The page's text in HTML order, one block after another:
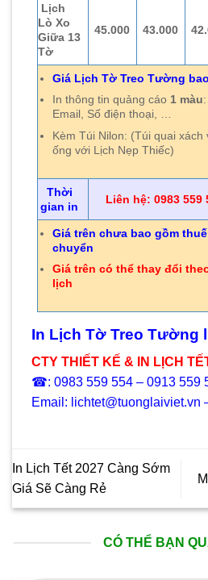
Lịch
Lò Xo
Giữa 13
Tờ
45.000 43.000
Giá Lịch Tờ Treo Tường
In thông tin quảng cáo 1 màu
Email, Số điện thoại, …
Kèm Túi Nilon: (Túi quai
ống với Lịch Nẹp Thiếc)
Thời
gian in
Liên hệ: 0983 559
Giá trên chưa bao gồm thuế
chuyển
Giá trên có thể thay đổi
lịch
In Lịch Tờ Treo Tường
CTY THIẾT KẾ & IN LỊCH
☎: 0983 559 554 – 0913 559
Email: lichtet@tuonglaiviet.vn
In Lịch Tết 2027 Càng Sớm
Giá Sẽ Càng Rẻ
CÓ THỂ BẠN